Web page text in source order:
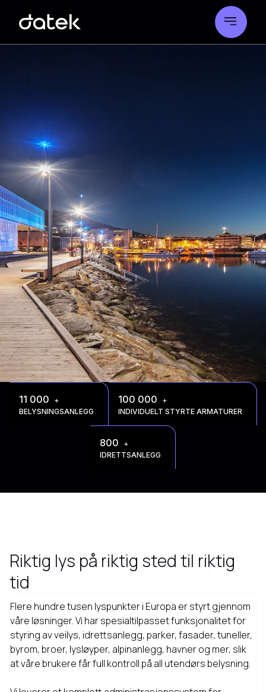
11 000
+
BELYSNINGSANLEGG
100 000
+
INDIVIDUELT STYRTE ARMATURER
800
+
IDRETTSANLEGG
Riktig lys på riktig sted til riktig
tid
Flere hundre tusen lyspunkter i Europa er styrt gjennom
våre løsninger. Vi har spesialtilpasset funksjonalitet for
styring av veilys, idrettsanlegg, parker, fasader, tuneller,
byrom, broer, lysløyper, alpinanlegg, havner og mer, slik
at våre brukere får full kontroll på all utendørs belysning.